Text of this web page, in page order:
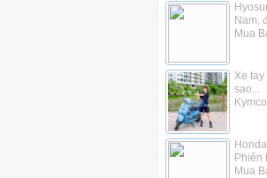
Nam,
Mua
Xe tay
sao...
Kymco
Phiên
Mua